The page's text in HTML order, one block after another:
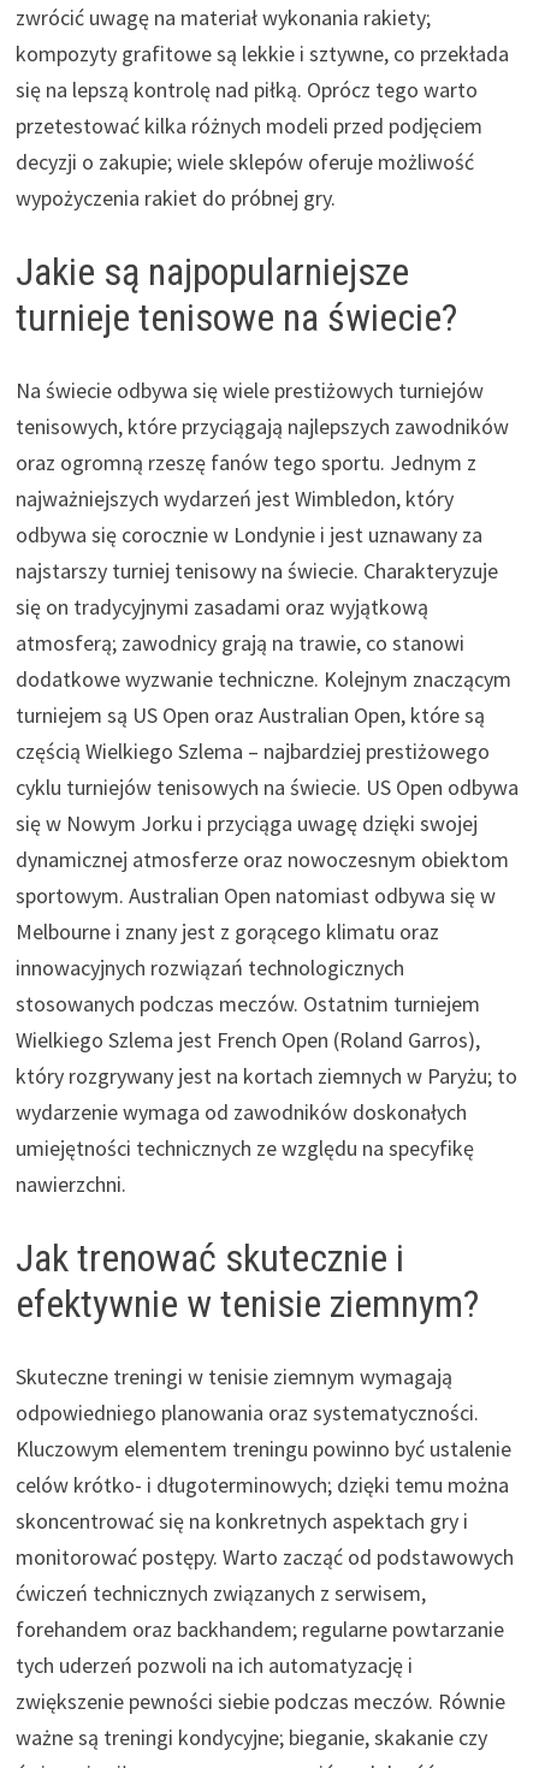
zwrócić uwagę na materiał wykonania rakiety;
kompozyty grafitowe są lekkie i sztywne, co przekłada
się na lepszą kontrolę nad piłką. Oprócz tego warto
przetestować kilka różnych modeli przed podjęciem
decyzji o zakupie; wiele sklepów oferuje możliwość
wypożyczenia rakiet do próbnej gry.
Jakie są najpopularniejsze
turnieje tenisowe na świecie?
Na świecie odbywa się wiele prestiżowych turniejów
tenisowych, które przyciągają najlepszych zawodników
oraz ogromną rzeszę fanów tego sportu. Jednym z
najważniejszych wydarzeń jest Wimbledon, który
odbywa się corocznie w Londynie i jest uznawany za
najstarszy turniej tenisowy na świecie. Charakteryzuje
się on tradycyjnymi zasadami oraz wyjątkową
atmosferą; zawodnicy grają na trawie, co stanowi
dodatkowe wyzwanie techniczne. Kolejnym znaczącym
turniejem są US Open oraz Australian Open, które są
częścią Wielkiego Szlema – najbardziej prestiżowego
cyklu turniejów tenisowych na świecie. US Open odbywa
się w Nowym Jorku i przyciąga uwagę dzięki swojej
dynamicznej atmosferze oraz nowoczesnym obiektom
sportowym. Australian Open natomiast odbywa się w
Melbourne i znany jest z gorącego klimatu oraz
innowacyjnych rozwiązań technologicznych
stosowanych podczas meczów. Ostatnim turniejem
Wielkiego Szlema jest French Open (Roland Garros),
który rozgrywany jest na kortach ziemnych w Paryżu; to
wydarzenie wymaga od zawodników doskonałych
umiejętności technicznych ze względu na specyfikę
nawierzchni.
Jak trenować skutecznie i
efektywnie w tenisie ziemnym?
Skuteczne treningi w tenisie ziemnym wymagają
odpowiedniego planowania oraz systematyczności.
Kluczowym elementem treningu powinno być ustalenie
celów krótko- i długoterminowych; dzięki temu można
skoncentrować się na konkretnych aspektach gry i
monitorować postępy. Warto zacząć od podstawowych
ćwiczeń technicznych związanych z serwisem,
forehandem oraz backhandem; regularne powtarzanie
tych uderzeń pozwoli na ich automatyzację i
zwiększenie pewności siebie podczas meczów. Równie
ważne są treningi kondycyjne; bieganie, skakanie czy